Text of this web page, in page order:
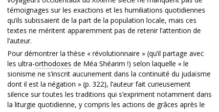
témoignages sur les exactions et les humiliations quotidiennes
qu’ils subissaient de la part de la population locale, mais ces
textes ne méritent apparemment pas de retenir l’attention de
l’auteur.
Pour démontrer la thèse « révolutionnaire » (qu’il partage avec
les ultra-orthodoxes de Méa Shéarim !) selon laquelle « le
sionisme ne s’inscrit aucunement dans la continuité du judaïsme
dont il est la négation » (p. 322), l’auteur fait curieusement
silence sur toutes les traditions qui s’expriment notamment dans
la liturgie quotidienne, y compris les actions de grâces après le